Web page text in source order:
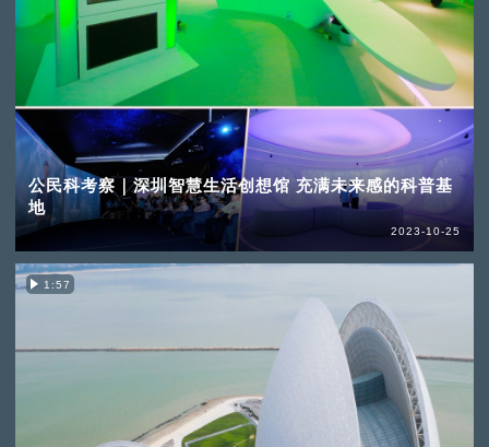
公民科考察｜深圳智慧生活创想馆 充满未来感的科普基
地
2023-10-25
1:57